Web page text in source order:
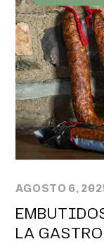
AGOSTO 6,
LA